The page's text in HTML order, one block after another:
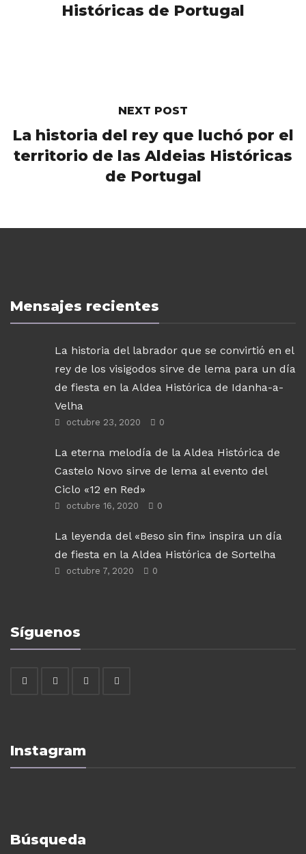
Históricas de Portugal
NEXT POST
La historia del rey que luchó por el
territorio de las Aldeias Históricas
de Portugal
Mensajes recientes
La historia del labrador que se convirtió en el
rey de los visigodos sirve de lema para un día
de fiesta en la Aldea Histórica de Idanha-a-
Velha
octubre 23, 2020 0
La eterna melodía de la Aldea Histórica de
Castelo Novo sirve de lema al evento del
Ciclo «12 en Red»
octubre 16, 2020 0
La leyenda del «Beso sin fin» inspira un día
de fiesta en la Aldea Histórica de Sortelha
octubre 7, 2020 0
Síguenos
Instagram
Búsqueda